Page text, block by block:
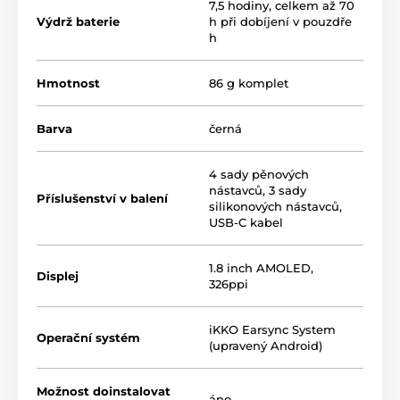
ActiveBuds ako AI asistent
so slovenčinou
AI asistenta pre poznámky, otázky či vzdelávanie.
Ovládanie hlasom je úplne jednoduché a samozrejme
dostupné aj v slovenčine! Okrem toho je
môžete robiť hlasové poznámky, vyhľadávať
informácie alebo sa len tak baviť s priateľmi.
Výdrž baterie
7,5 hodiny, celkem až 70
h při dobíjení v pouzdře
h
Hmotnost 86 g komplet
Barva černá
Příslušenství v balení
4 sady pěnových
nástavců, 3 sady
silikonových nástavců,
USB-C kabel
Displej
1.8 inch AMOLED,
326ppi
Operační systém
iKKO Earsync System
(upravený Android)
Možnost doinstalovat